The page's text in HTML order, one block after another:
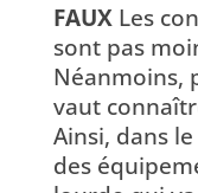
FAUX Les
sont pas
Néanmoins,
vaut
Ainsi, dans
des